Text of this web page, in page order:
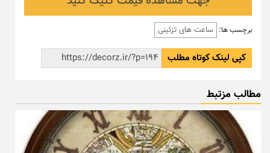
برچسب ها: ساعت های تزئینی
کپی لینک کوتاه مطلب
مطالب مزتبط